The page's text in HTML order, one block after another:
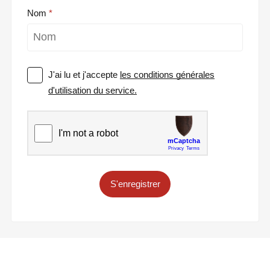
Nom
J'ai lu et j'accepte les conditions générales
d'utilisation du service.
S'enregistrer